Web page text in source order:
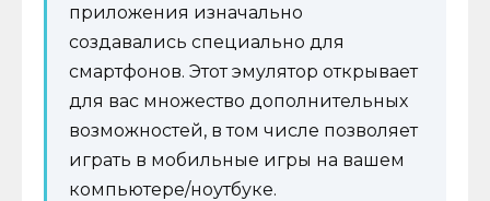
приложения изначально
создавались специально для
смартфонов. Этот эмулятор открывает
для вас множество дополнительных
возможностей, в том числе позволяет
играть в мобильные игры на вашем
компьютере/ноутбуке.